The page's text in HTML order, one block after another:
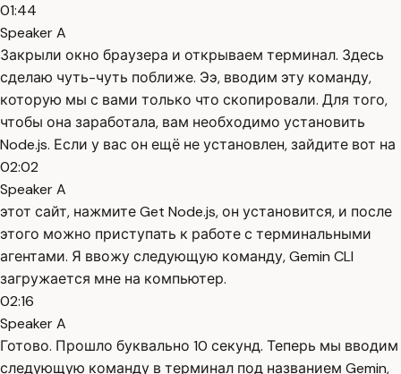
01:44
Speaker A
Закрыли окно браузера и открываем терминал. Здесь
сделаю чуть-чуть поближе. Ээ, вводим эту команду,
которую мы с вами только что скопировали. Для того,
чтобы она заработала, вам необходимо установить
Node.js. Если у вас он ещё не установлен, зайдите вот на
02:02
Speaker A
этот сайт, нажмите Get Node.js, он установится, и после
этого можно приступать к работе с терминальными
агентами. Я ввожу следующую команду, Gemin CLI
загружается мне на компьютер.
02:16
Speaker A
Готово. Прошло буквально 10 секунд. Теперь мы вводим
следующую команду в терминал под названием Gemin,